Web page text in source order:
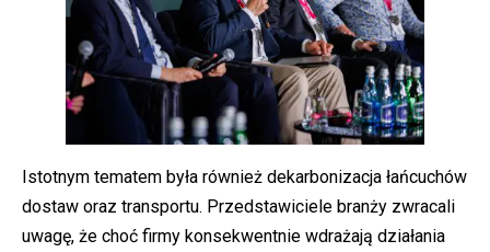
Istotnym tematem była również dekarbonizacja łańcuchów
dostaw oraz transportu. Przedstawiciele branży zwracali
uwagę, że choć firmy konsekwentnie wdrażają działania